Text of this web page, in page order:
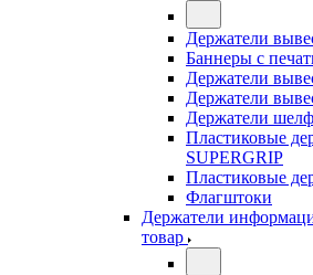
Держатели
Баннеры с
Держатели
Держатели
Держатели
Пластиковые
SUPERGRIP
Пластиковые
Флагштоки
Держатели
товар